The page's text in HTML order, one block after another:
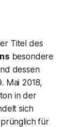
Titel des
besondere
dessen
Mai 2018,
in der
sich
für